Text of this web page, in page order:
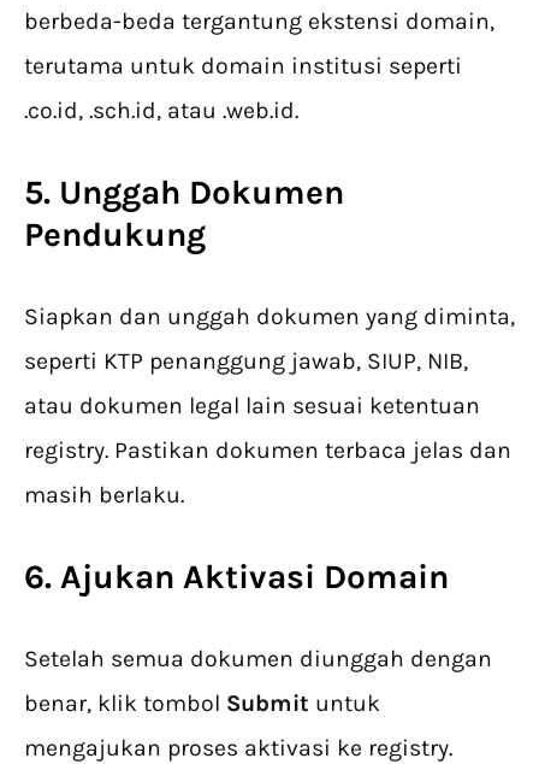
berbeda-beda tergantung ekstensi domain,
terutama untuk domain institusi seperti
.co.id, .sch.id, atau .web.id.
5. Unggah Dokumen
Pendukung
Siapkan dan unggah dokumen yang diminta,
seperti KTP penanggung jawab, SIUP, NIB,
atau dokumen legal lain sesuai ketentuan
registry. Pastikan dokumen terbaca jelas dan
masih berlaku.
6. Ajukan Aktivasi Domain
Setelah semua dokumen diunggah dengan
benar, klik tombol Submit untuk
mengajukan proses aktivasi ke registry.